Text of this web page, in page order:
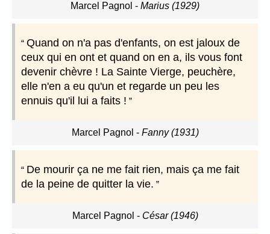
Marcel Pagnol - Marius (1929)
Quand on n'a pas d'enfants, on est jaloux de
ceux qui en ont et quand on en a, ils vous font
devenir chèvre ! La Sainte Vierge, peuchère,
elle n'en a eu qu'un et regarde un peu les
ennuis qu'il lui a faits !
Marcel Pagnol - Fanny (1931)
De mourir ça ne me fait rien, mais ça me fait
de la peine de quitter la vie.
Marcel Pagnol - César (1946)